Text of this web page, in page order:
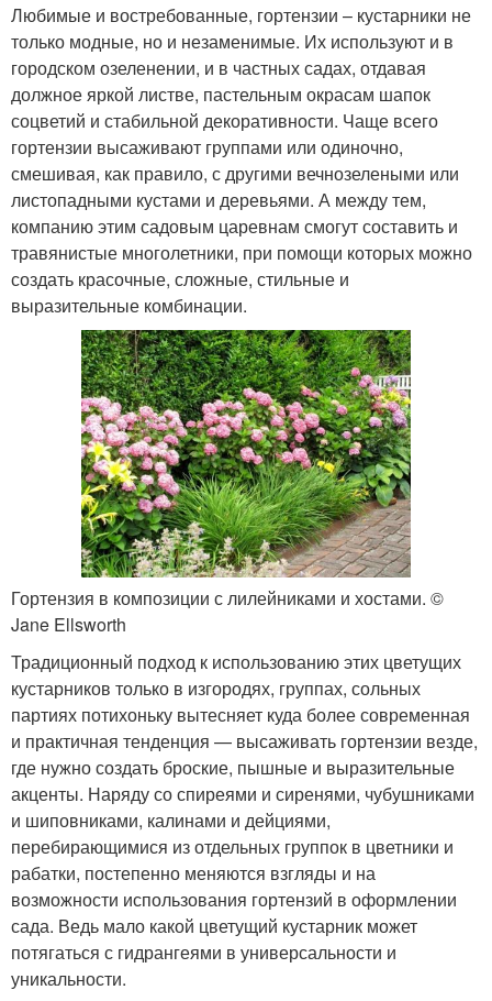
Любимые и востребованные, гортензии – кустарники не
только модные, но и незаменимые. Их используют и в
городском озеленении, и в частных садах, отдавая
должное яркой листве, пастельным окрасам шапок
соцветий и стабильной декоративности. Чаще всего
гортензии высаживают группами или одиночно,
смешивая, как правило, с другими вечнозелеными или
листопадными кустами и деревьями. А между тем,
компанию этим садовым царевнам смогут составить и
травянистые многолетники, при помощи которых можно
создать красочные, сложные, стильные и
выразительные комбинации.
Гортензия в композиции с лилейниками и хостами. ©
Jane Ellsworth
Традиционный подход к использованию этих цветущих
кустарников только в изгородях, группах, сольных
партиях потихоньку вытесняет куда более современная
и практичная тенденция — высаживать гортензии везде,
где нужно создать броские, пышные и выразительные
акценты. Наряду со спиреями и сиренями, чубушниками
и шиповниками, калинами и дейциями,
перебирающимися из отдельных группок в цветники и
рабатки, постепенно меняются взгляды и на
возможности использования гортензий в оформлении
сада. Ведь мало какой цветущий кустарник может
потягаться с гидрангеями в универсальности и
уникальности.